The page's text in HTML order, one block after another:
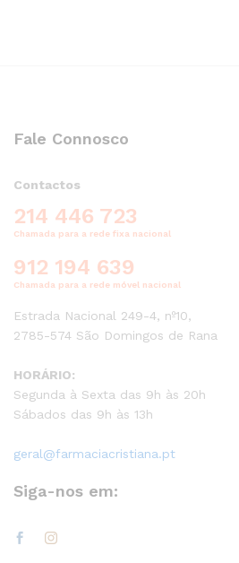
Fale Connosco
Contactos
214 446 723
Chamada para a rede fixa nacional
912 194 639
Chamada para a rede móvel nacional
Estrada Nacional 249-4, nº10,
2785-574 São Domingos de Rana
HORÁRIO:
Segunda à Sexta das 9h às 20h
Sábados das 9h às 13h
geral@farmaciacristiana.pt
Siga-nos em: